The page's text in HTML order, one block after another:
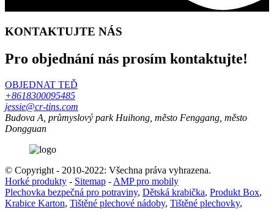
KONTAKTUJTE NÁS
Pro objednání nás prosím kontaktujte!
OBJEDNAT TEĎ
+8618300095485
jessie@cr-tins.com
Budova A, průmyslový park Huihong, město Fenggang, město
Dongguan
© Copyright - 2010-2022: Všechna práva vyhrazena.
Horké produkty - Sitemap - AMP pro mobily
Plechovka bezpečná pro potraviny, Dětská krabička, Produkt Box,
Krabice Karton, Tištěné plechové nádoby, Tištěné plechovky,